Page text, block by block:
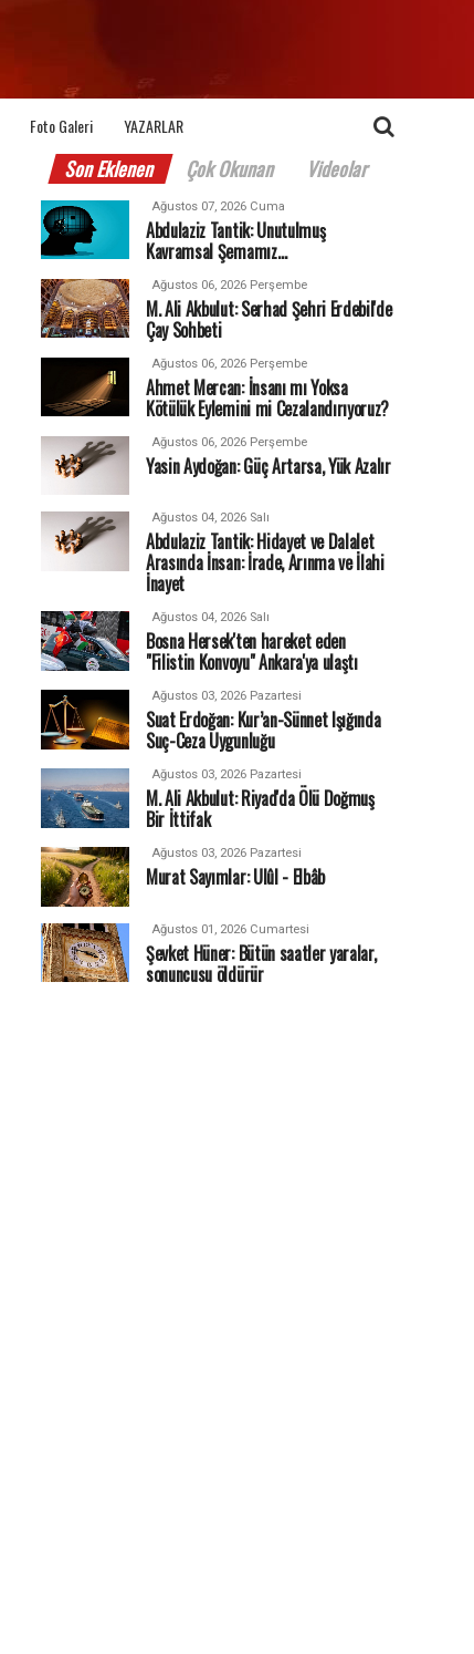
Foto Galeri YAZARLAR
Son Eklenen Çok Okunan Videolar
Ağustos 07, 2026 Cuma
Abdulaziz Tantik: Unutulmuş
Kavramsal Şemamız…
Ağustos 06, 2026 Perşembe
M. Ali Akbulut: Serhad Şehri Erdebil'de
Çay Sohbeti
Ağustos 06, 2026 Perşembe
Ahmet Mercan: İnsanı mı Yoksa
Kötülük Eylemini mi Cezalandırıyoruz?
Ağustos 06, 2026 Perşembe
Yasin Aydoğan: Güç Artarsa, Yük Azalır
Ağustos 04, 2026 Salı
Abdulaziz Tantik: Hidayet ve Dalalet
Arasında İnsan: İrade, Arınma ve İlahi
İnayet
Ağustos 04, 2026 Salı
Bosna Hersek'ten hareket eden
"Filistin Konvoyu" Ankara'ya ulaştı
Ağustos 03, 2026 Pazartesi
Suat Erdoğan: Kur’an-Sünnet Işığında
Suç-Ceza Uygunluğu
Ağustos 03, 2026 Pazartesi
M. Ali Akbulut: Riyad'da Ölü Doğmuş
Bir İttifak
Ağustos 03, 2026 Pazartesi
Murat Sayımlar: Ulûl - Elbâb
Ağustos 01, 2026 Cumartesi
Şevket Hüner: Bütün saatler yaralar,
sonuncusu öldürür